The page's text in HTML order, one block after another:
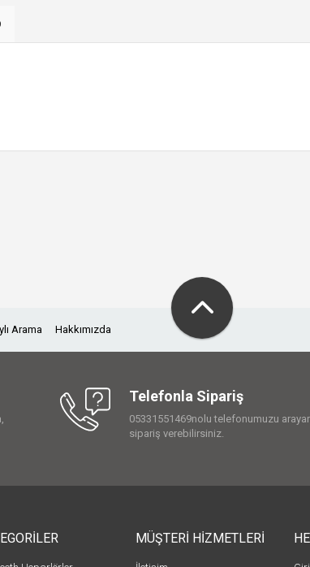
Arama Hakkımızda
Telefonla Sipariş
05331551469nolu telefonumuzu
sipariş verebilirsiniz.
MÜŞTERİ HİZMETLERİ